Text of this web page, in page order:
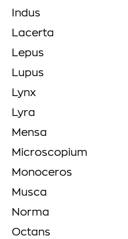
Indus
Lacerta
Lepus
Lupus
Lynx
Lyra
Mensa
Microscopium
Monoceros
Musca
Norma
Octans